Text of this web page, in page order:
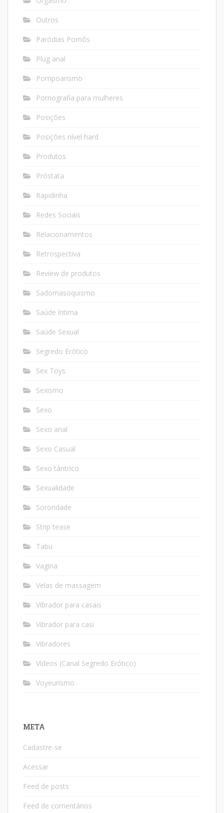
Outros
Paródias Pornôs
Plug anal
Pompoarismo
Pornografia para mulheres
Posições
Posições nível hard
Produtos
Próstata
Rapidinha
Redes Sociais
Relacionamentos
Retrospectiva
Review de produtos
Sadomasoquismo
Saúde íntima
Saúde Sexual
Segredo Erótico
Sex Toys
Sexismo
Sexo
Sexo anal
Sexo Casual
Sexo tântrico
Sexualidade
Sororidade
Strip tease
Tabu
Vagina
Velas de massagem
Vibrador para casais
Vibrador para casi
Vibradores
Vídeos (Canal Segredo Erótico)
Voyeurismo
META
Cadastre-se
Acessar
Feed de posts
Feed de comentários